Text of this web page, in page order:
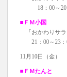
18：00～20
■ＦＭ小国
「おかわりサラ
21：00～23：
11月10日（金）
■ＦＭたんと